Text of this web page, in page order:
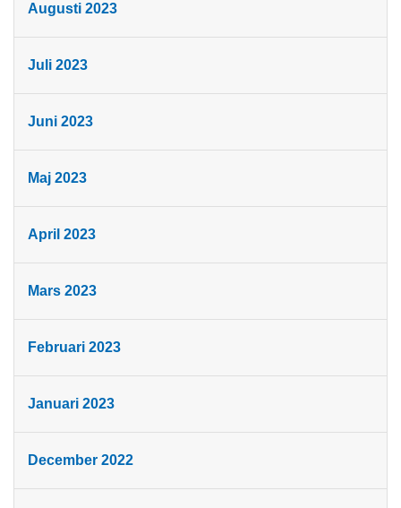
Augusti 2023
Juli 2023
Juni 2023
Maj 2023
April 2023
Mars 2023
Februari 2023
Januari 2023
December 2022